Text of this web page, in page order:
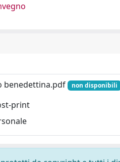
benedettina.pdf
non disponibili
print